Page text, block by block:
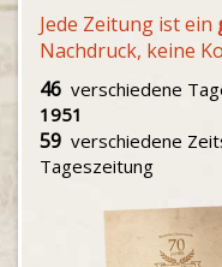
Jede Zeitung ist ein
Nachdruck, keine
46 verschiedene
1951
59 verschiedene
Tageszeitung